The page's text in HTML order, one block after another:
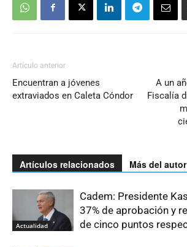
Artículo anterior
Encuentran a jóvenes
extraviados en Caleta Cóndor
A un
Fiscalía
Artículos relacionados Más del autor
Actualidad
Cadem: Presidente
37% de aprobación y
de cinco puntos